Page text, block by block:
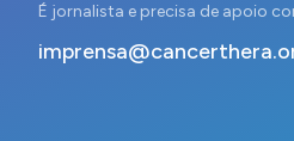
É jornalista e precisa de apoio